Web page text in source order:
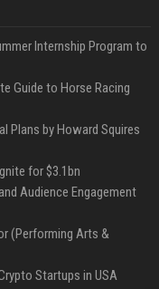
Internship Program to
Guide to Horse Racing
Plans by Howard Squires
for $3.1bn
Audience Engagement
(Performing Arts &
Startups in USA